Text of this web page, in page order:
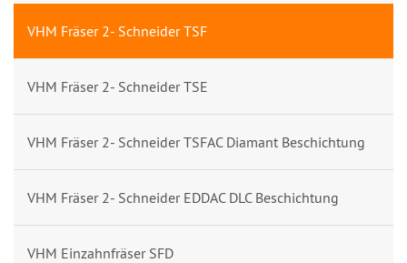
VHM Fräser 2- Schneider TSF
VHM Fräser 2- Schneider TSE
VHM Fräser 2- Schneider TSFAC Diamant Beschichtung
VHM Fräser 2- Schneider EDDAC DLC Beschichtung
VHM Einzahnfräser SFD